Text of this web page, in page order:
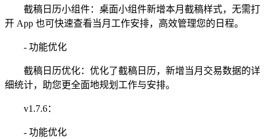
截稿日历小组件：桌面小组件新增本月截稿样式，无需打
开 App 也可快速查看当月工作安排，高效管理您的日程。
- 功能优化
截稿日历优化：优化了截稿日历，新增当月交易数据的详
细统计，助您更全面地规划工作与安排。
v1.7.6：
- 功能优化